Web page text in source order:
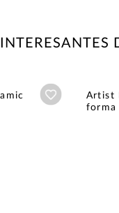
Añadir aArtist
forma